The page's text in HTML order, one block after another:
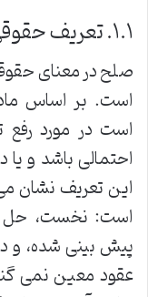
۱.۱. تعریف حقوقی صلح نامه و جایگاه آن
صلح در معنای
است در مورد رفع
احتمالی باشد و
این تعریف نشان
است: نخست، حل
پیش بینی شده، و
عقود معین نمی